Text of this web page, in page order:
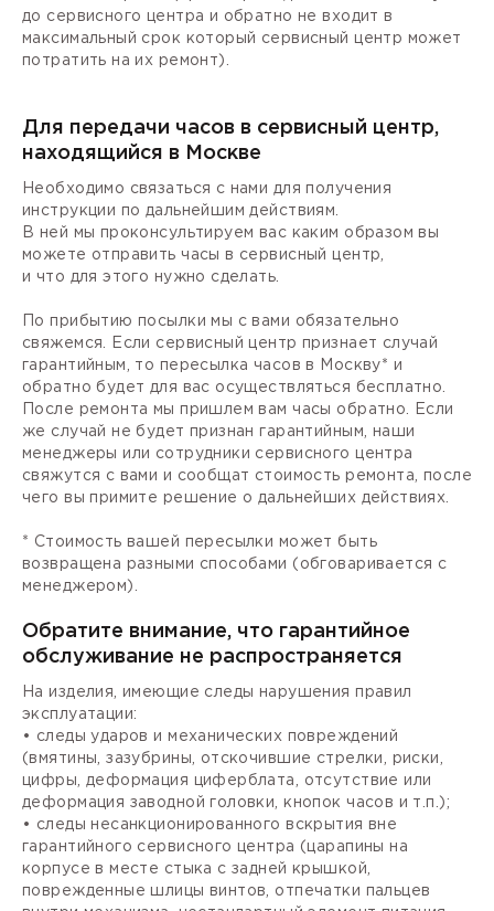
до сервисного центра и обратно не входит в
максимальный срок который сервисный центр может
потратить на их ремонт).
Для передачи часов в сервисный центр,
находящийся в Москве
Необходимо связаться с нами для получения
инструкции по дальнейшим действиям.
В ней мы проконсультируем вас каким образом вы
можете отправить часы в сервисный центр,
и что для этого нужно сделать.
По прибытию посылки мы с вами обязательно
свяжемся. Если сервисный центр признает случай
гарантийным, то пересылка часов в Москву* и
обратно будет для вас осуществляться бесплатно.
После ремонта мы пришлем вам часы обратно. Если
же случай не будет признан гарантийным, наши
менеджеры или сотрудники сервисного центра
свяжутся с вами и сообщат стоимость ремонта, после
чего вы примите решение о дальнейших действиях.
* Стоимость вашей пересылки может быть
возвращена разными способами (обговаривается с
менеджером).
Обратите внимание, что гарантийное
обслуживание не распространяется
На изделия, имеющие следы нарушения правил
эксплуатации:
• следы ударов и механических повреждений
(вмятины, зазубрины, отскочившие стрелки, риски,
цифры, деформация циферблата, отсутствие или
деформация заводной головки, кнопок часов и т.п.);
• следы несанкционированного вскрытия вне
гарантийного сервисного центра (царапины на
корпусе в месте стыка с задней крышкой,
поврежденные шлицы винтов, отпечатки пальцев